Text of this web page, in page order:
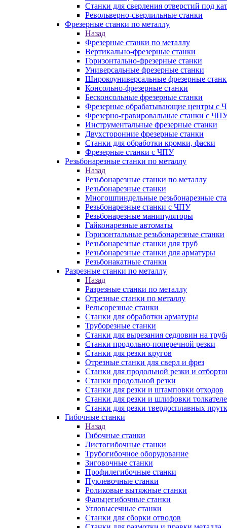
Станки для сверления отверстий под
Револьверно-сверлильные станки
Фрезерные станки по металлу
Назад
Фрезерные станки по металлу
Вертикально-фрезерные станки
Горизонтально-фрезерные станки
Универсальные фрезерные станки
Широкоуниверсальные фрезерные
Консольно-фрезерные станки
Бесконсольные фрезерные станки
Фрезерные обрабатывающие центры с
Фрезерно-гравировальные станки с
Инструментальные фрезерные станки
Двухсторонние фрезерные станки
Станки для обработки кромки, фаски
Фрезерные станки с ЧПУ
Резьбонарезные станки по металлу
Назад
Резьбонарезные станки по металлу
Резьбонарезные станки
Многошпиндельные резьбонарезные
Резьбонарезные станки с ЧПУ
Резьбонарезные манипуляторы
Гайконарезные автоматы
Горизонтальные резьбонарезные станки
Резьбонарезные станки для труб
Резьбонарезные станки для арматуры
Резьбонакатные станки
Разрезные станки по металлу
Назад
Разрезные станки по металлу
Отрезные станки по металлу
Рельсорезные станки
Станки для обработки арматуры
Труборезные станки
Станки для вырезания седловин на
Станки продольно-поперечной резки
Станки для резки кругов
Отрезные станки для сверл и фрез
Станки для продольной резки и
Станки продольной резки
Станки для резки и штамповки отходов
Станки для резки и шлифовки
Станки для резки твердосплавных
Гибочные станки
Назад
Гибочные станки
Листогибочные станки
Трубогибочное оборудование
Зиговочные станки
Профилегибочные станки
Пуклевочные станки
Роликовые вытяжные станки
Фальцегибочные станки
Угловысечные станки
Станки для сборки отводов